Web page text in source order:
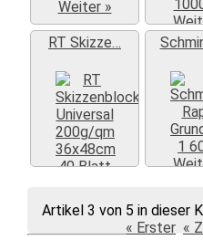
Weiter »
RT Skizze…
Artikel 3 von 5 in dieser
« Erster «